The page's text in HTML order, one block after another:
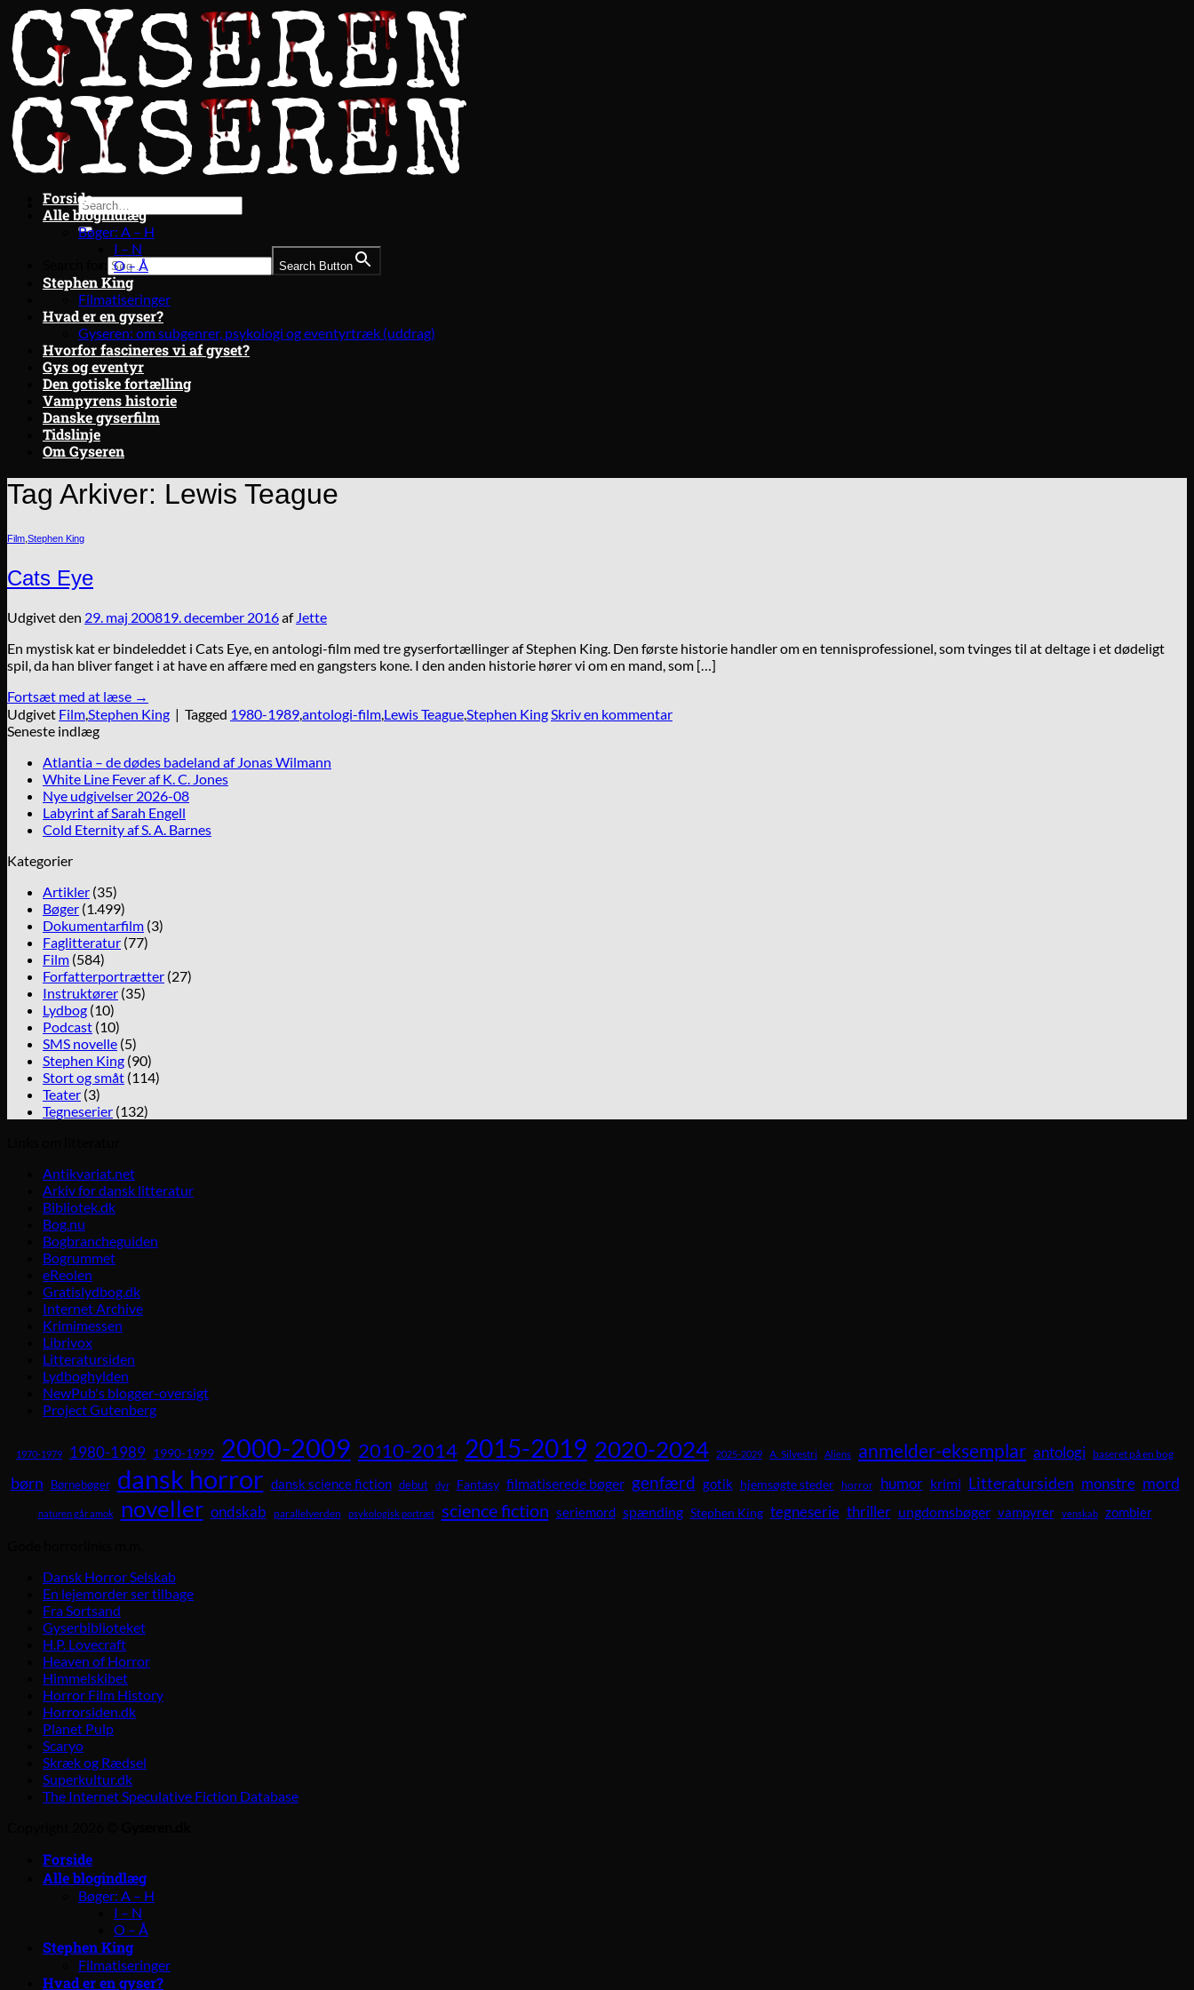
Fortsæt
til
indhold
Search Button
Forside
Alle blogindlæg
Bøger: A – H
I – N
O – Å
Stephen King
Filmatiseringer
Hvad er en gyser?
Gyseren: om subgenrer, psykologi og eventyrtræk (uddrag)
Hvorfor fascineres vi af gyset?
Gys og eventyr
Den gotiske fortælling
Vampyrens historie
Danske gyserfilm
Tidslinje
Om Gyseren
Tag Arkiver: Lewis Teague
Film,Stephen King
Cats Eye
Udgivet den 29. maj 200819. december 2016af Jette
En mystisk kat er bindeleddet i Cats Eye, en antologi-film med tre gyserfortællinger af Stephen King. Den første historie handler om en tennisprofessionel, som tvinges til at deltage i et dødeligt
spil, da han bliver fanget i at have en affære med en gangsters kone. I den anden historie hører vi om en mand, som […]
Fortsæt med at læse →
Udgivet Film,Stephen King | Tagged 1980-1989,antologi-film,Lewis Teague,Stephen KingSkriv en kommentar
Seneste indlæg
Atlantia – de dødes badeland af Jonas Wilmann
White Line Fever af K. C. Jones
Nye udgivelser 2026-08
Labyrint af Sarah Engell
Cold Eternity af S. A. Barnes
Kategorier
Artikler (35)
Bøger (1.499)
Dokumentarfilm (3)
Faglitteratur (77)
Film (584)
Forfatterportrætter (27)
Instruktører (35)
Lydbog (10)
Podcast (10)
SMS novelle (5)
Stephen King (90)
Stort og småt (114)
Teater (3)
Tegneserier (132)
Antikvariat.net
Arkiv for dansk litteratur
Bibliotek.dk
Bog.nu
Bogbrancheguiden
Bogrummet
eReolen
Gratislydbog.dk
Internet Archive
Krimimessen
Librivox
Litteratursiden
Lydboghylden
NewPub's blogger-oversigt
Project Gutenberg
1970-1979 1980-1989 1990-1999 2000-2009 2010-2014 2015-2019 2020-2024 2025-2029 A. Silvestri Aliens anmelder-eksemplar antologi baseret på en bog
børn Børnebøger dansk horror dansk science fiction debut dyr Fantasy filmatiserede bøger genfærd gotik hjemsøgte steder horror humor krimi Litteratursiden monstre mord
naturen går amok noveller ondskab parallelverden psykologisk portræt science fiction seriemord spænding Stephen King tegneserie thriller ungdomsbøger vampyrer venskab zombier
Dansk Horror Selskab
En lejemorder ser tilbage
Fra Sortsand
Gyserbiblioteket
H.P. Lovecraft
Heaven of Horror
Himmelskibet
Horror Film History
Horrorsiden.dk
Planet Pulp
Scaryo
Skræk og Rædsel
Superkultur.dk
The Internet Speculative Fiction Database
Forside
Alle blogindlæg
Bøger: A – H
I – N
O – Å
Stephen King
Filmatiseringer
Hvad er en gyser?